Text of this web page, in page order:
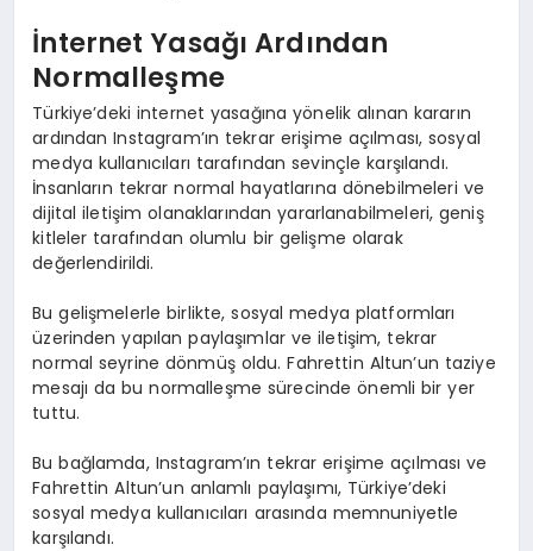
İnternet Yasağı Ardından
Normalleşme
Türkiye’deki internet yasağına yönelik alınan kararın
ardından Instagram’ın tekrar erişime açılması, sosyal
medya kullanıcıları tarafından sevinçle karşılandı.
İnsanların tekrar normal hayatlarına dönebilmeleri ve
dijital iletişim olanaklarından yararlanabilmeleri, geniş
kitleler tarafından olumlu bir gelişme olarak
değerlendirildi.
Bu gelişmelerle birlikte, sosyal medya platformları
üzerinden yapılan paylaşımlar ve iletişim, tekrar
normal seyrine dönmüş oldu. Fahrettin Altun’un taziye
mesajı da bu normalleşme sürecinde önemli bir yer
tuttu.
Bu bağlamda, Instagram’ın tekrar erişime açılması ve
Fahrettin Altun’un anlamlı paylaşımı, Türkiye’deki
sosyal medya kullanıcıları arasında memnuniyetle
karşılandı.